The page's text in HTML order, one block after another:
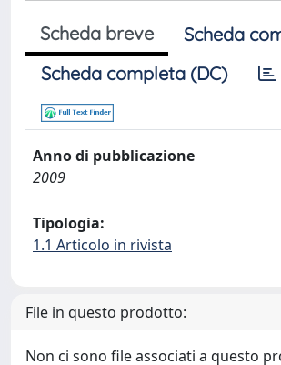
Scheda breve
Scheda
Scheda completa (DC)
Anno di pubblicazione
2009
Tipologia:
1.1 Articolo in rivista
File in questo prodotto:
Non ci sono file associati a questo